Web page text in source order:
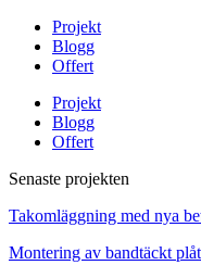
Projekt
Blogg
Offert
Projekt
Blogg
Offert
Senaste projekten
Takomläggning med nya
Montering av bandtäckt